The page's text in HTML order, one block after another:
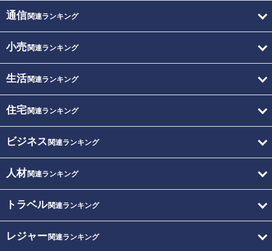
通信関連ランキング
小売関連ランキング
生活関連ランキング
住宅関連ランキング
ビジネス 関連ランキング
人材関連ランキング
トラベル関連ランキング
レジャー関連ランキング